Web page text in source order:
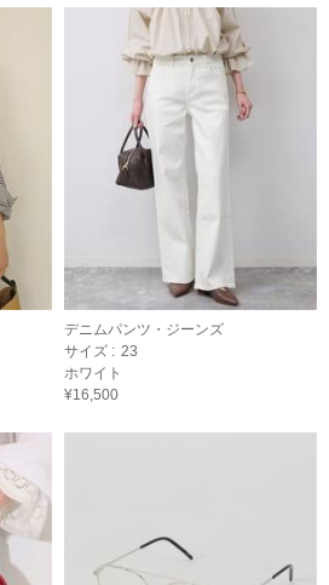
デニムパンツ・ジーンズ
サイズ : 23
ホワイト
¥16,500